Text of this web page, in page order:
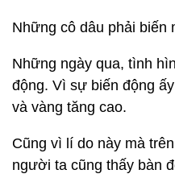
Những cô dâu phải biến
Những ngày qua, tình
động. Vì sự biến động
và vàng tăng cao.
Cũng vì lí do này mà
người ta cũng thấy bàn